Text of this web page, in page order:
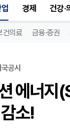
경제 건강·
건의료 금융·증권
공시
에너지
소!